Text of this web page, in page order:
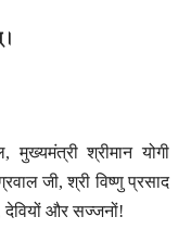
श्रीमान योगी
जी, श्री विष्णु प्रसाद
देवियों और सज्जनों!